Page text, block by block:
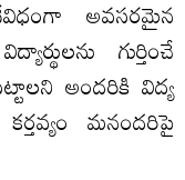
అవసరమైన
గుర్తించే
అందరికి విద్య
మనందరిపై